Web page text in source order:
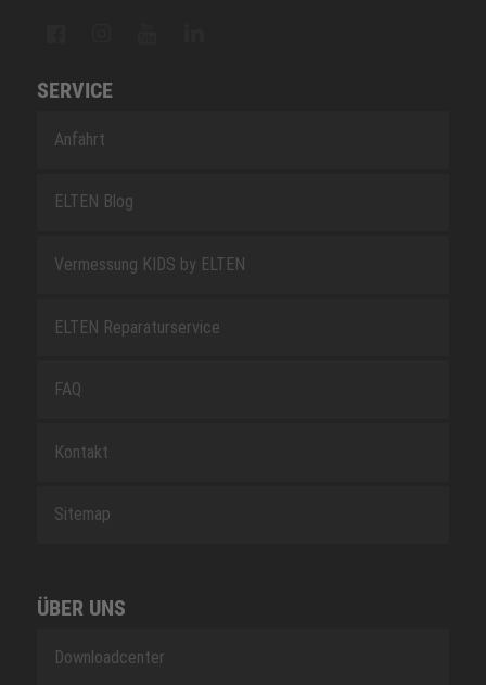
SERVICE
Anfahrt
ELTEN Blog
Vermessung KIDS by ELTEN
ELTEN Reparaturservice
FAQ
Kontakt
Sitemap
ÜBER UNS
Downloadcenter